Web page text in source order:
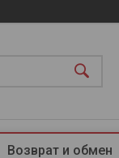
Возврат и обмен